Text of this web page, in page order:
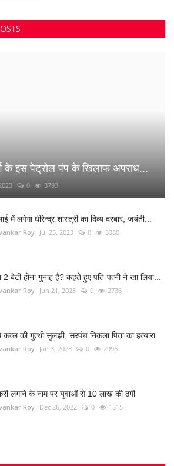
के इस पेट्रोल पंप के खिलाफ अपराध...
0 3793
में लगेगा धीरेन्द्र शास्त्री का दिव्य दरबार, जयंती...
Roy Jul 25, 2023 0 3380
2 बेटी होना गुनाह है? कहते हुए पति-पत्नी ने खा लिया...
Roy Jun 21, 2023 0 2736
की गुत्थी सुलझी, सरपंच निकला पिता का हत्यारा
Roy Jan 3, 2023 0 2996
लगाने के नाम पर युवाओं से 10 लाख की ठगी
Roy Dec 26, 2022 0 1515